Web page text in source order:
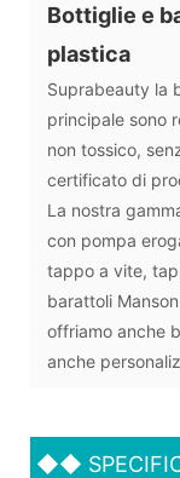
Bottiglie e
plastica
Suprabeauty la
principale sono
non tossico,
certificato di
La nostra
con pompa
tappo a vite,
barattoli
offriamo anche
anche
◆◆